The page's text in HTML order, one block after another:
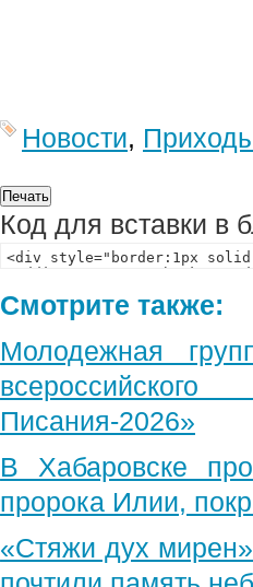
Новости,
Код для вставки в
Смотрите также:
Молодежная
Писания-2026»
В Хабаровске
пророка Илии,
«Стяжи дух